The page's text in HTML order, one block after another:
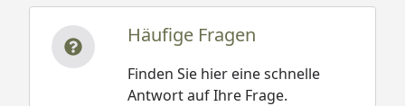
Häufige Fragen
Finden Sie hier eine schnelle
Antwort auf Ihre Frage.